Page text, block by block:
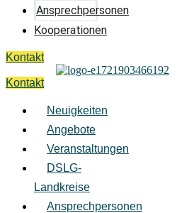
Ansprechpersonen
Kooperationen
Kontakt
Kontakt
Neuigkeiten
Angebote
Veranstaltungen
DSLG-
Landkreise
Ansprechpersonen